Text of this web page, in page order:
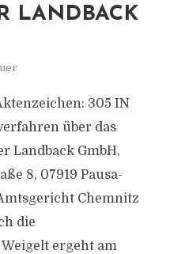
LANDBACK
305 IN
über das
Landback GmbH,
8, 07919 Pausa-
Chemnitz
die
ergeht am